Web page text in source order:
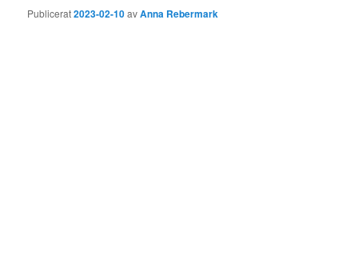
Publicerat2023-02-10avAnna Rebermark